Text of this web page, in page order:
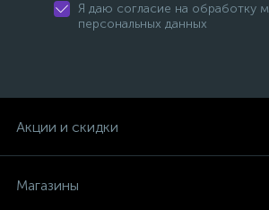
Я даю согласие на обработку
персональных данных
Акции и скидки
Магазины